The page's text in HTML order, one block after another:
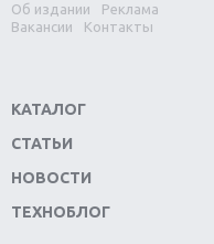
Две важных новинки
Divinity Original Sin 2
Switch
Обзор игры The Crew
Важнейшие анонсы E3
Об издании
Реклама
Вакансии
Контакты
КАТАЛОГ
СТАТЬИ
НОВОСТИ
ТЕХНОБЛОГ